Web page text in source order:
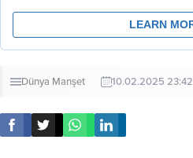
Dünya Manşet 10.02.2025 23:42